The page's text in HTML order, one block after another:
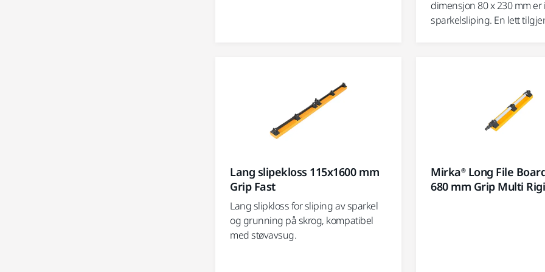
dimensjon 80 x 230 mm er
sparkelsliping. En lett
Lang slipekloss 115x1600 mm
Grip Fast
Lang slipkloss for sliping av sparkel
og grunning på skrog, kompatibel
med støvavsug.
Mirka® Long File
680 mm Grip Multi